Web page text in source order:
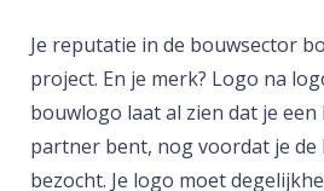
Je reputatie in de bouwsector
project. En je merk? Logo na
bouwlogo laat al zien dat je
partner bent, nog voordat je
bezocht. Je logo moet